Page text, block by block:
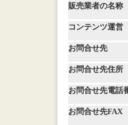
販売業者の名称
コンテンツ運営
お問合せ先
お問合せ先住所
お問合せ先電話
お問合せ先FAX